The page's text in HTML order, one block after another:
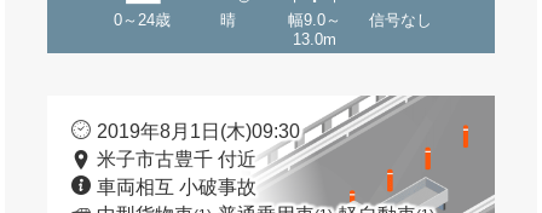
0～24歳 晴
幅9.0～
13.0m
信号なし
2019年8月1日(木)09:30
米子市古豊千 付近
車両相互 小破事故